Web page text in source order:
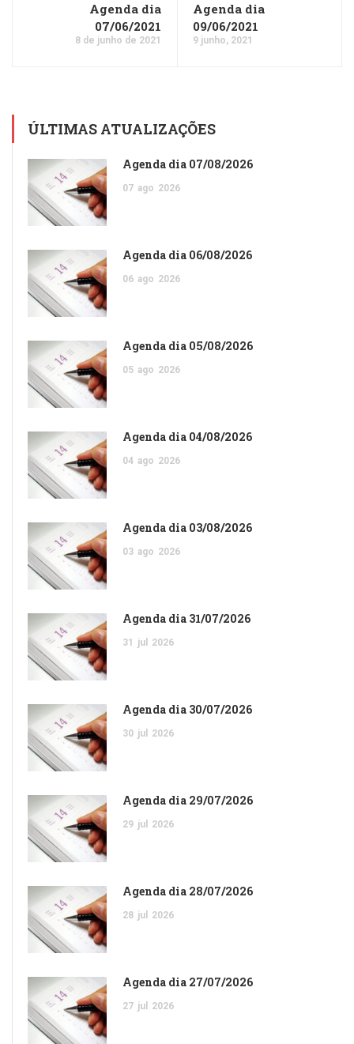
Agenda dia
07/06/2021
8 de junho de 2021
Agenda dia
09/06/2021
9 junho, 2021
ÚLTIMAS ATUALIZAÇÕES
Agenda dia 07/08/2026
07 ago 2026
Agenda dia 06/08/2026
06 ago 2026
Agenda dia 05/08/2026
05 ago 2026
Agenda dia 04/08/2026
04 ago 2026
Agenda dia 03/08/2026
03 ago 2026
Agenda dia 31/07/2026
31 jul 2026
Agenda dia 30/07/2026
30 jul 2026
Agenda dia 29/07/2026
29 jul 2026
Agenda dia 28/07/2026
28 jul 2026
Agenda dia 27/07/2026
27 jul 2026